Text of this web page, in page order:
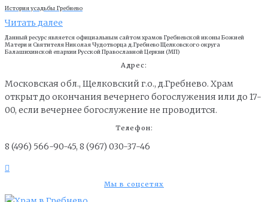
История усадьбы Гребнево
Читать далее
Данный ресурс является официальным сайтом храмов Гребневской иконы Божией
Матери и Cвятителя Николая Чудотворца д.Гребнево Щелковского округа
Балашихинской епархии Русской Православной Церкви (МП)
Адрес:
Московская обл., Щелковский г.о., д.Гребнево. Храм
открыт до окончания вечернего богослужения или до 17-
00, если вечернее богослужение не проводится.
Телефон:
8 (496) 566-90-45, 8 (967) 030-37-46
Мы в соцсетях